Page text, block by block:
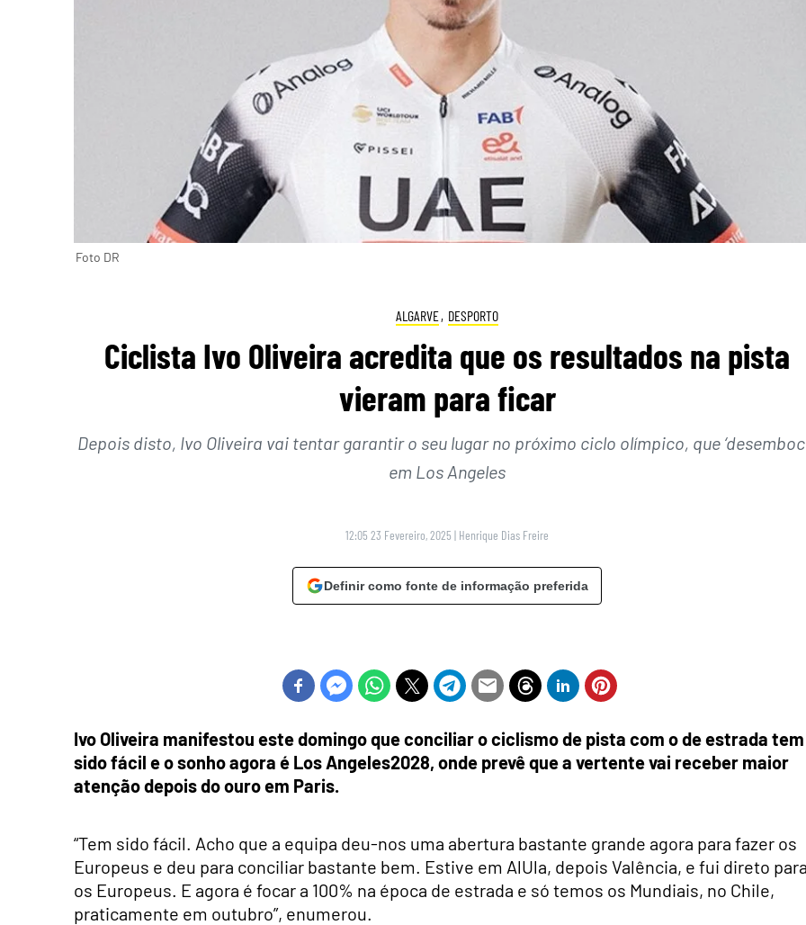
Foto DR
ALGARVE, DESPORTO
Ciclista Ivo Oliveira acredita que os resultados na pista
vieram para ficar
Depois disto, Ivo Oliveira vai tentar garantir o seu lugar no próximo ciclo olímpico, que
em Los Angeles
12:05 23 Fevereiro, 2025 | Henrique Dias Freire
Definir como fonte de informação preferida
Ivo Oliveira manifestou este domingo que conciliar o ciclismo de pista com o de estrada tem
sido fácil e o sonho agora é Los Angeles2028, onde prevê que a vertente vai receber maior
atenção depois do ouro em Paris.
“Tem sido fácil. Acho que a equipa deu-nos uma abertura bastante grande agora para fazer os
Europeus e deu para conciliar bastante bem. Estive em AlUla, depois Valência, e fui direto
os Europeus. E agora é focar a 100% na época de estrada e só temos os Mundiais, no Chile,
praticamente em outubro”, enumerou.